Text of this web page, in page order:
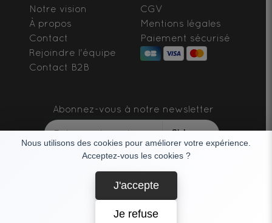
Nous utilisons des cookies pour améliorer votre expérience.
Acceptez-vous les cookies ?
J'accepte
Je refuse
Notre vision
À propos
Contact
Rejoindre l'équipe
Contact B2B
CGV
Mentions légales
Paiement sécurisé
Abonnez-vous à notre newsletter
S'abonner